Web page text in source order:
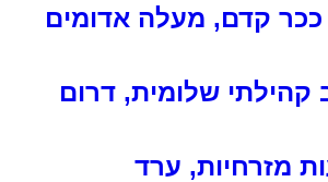
קדם, מעלה אדומים
קהילתי שלומית, דרום
מזרחיות, ערד